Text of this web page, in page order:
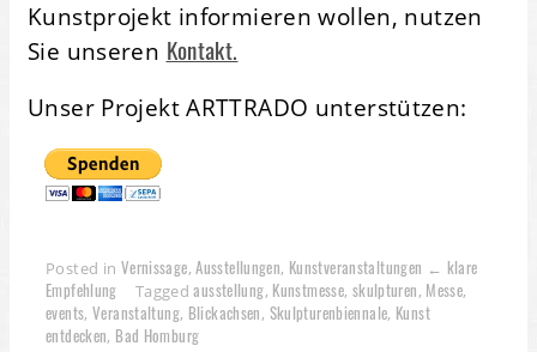
Kunstprojekt informieren wollen, nutzen
Sie unseren Kontakt.
Unser Projekt ARTTRADO unterstützen:
Posted in Vernissage,Ausstellungen, Kunstveranstaltungen ← klare
Empfehlung
Taggedausstellung, Kunstmesse, skulpturen, Messe,
events, Veranstaltung, Blickachsen, Skulpturenbiennale, Kunst
entdecken, Bad Homburg